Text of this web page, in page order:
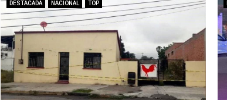
DESTACADA NACIONAL TOP